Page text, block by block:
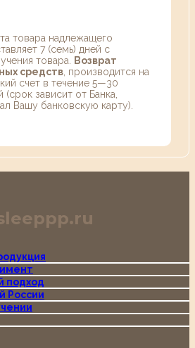
товара надлежащего
7 (семь) дней с
товара.
Возврат
средств , производится на
счет в течение 5—30
(срок зависит от Банка,
Вашу банковскую карту).
подход
России